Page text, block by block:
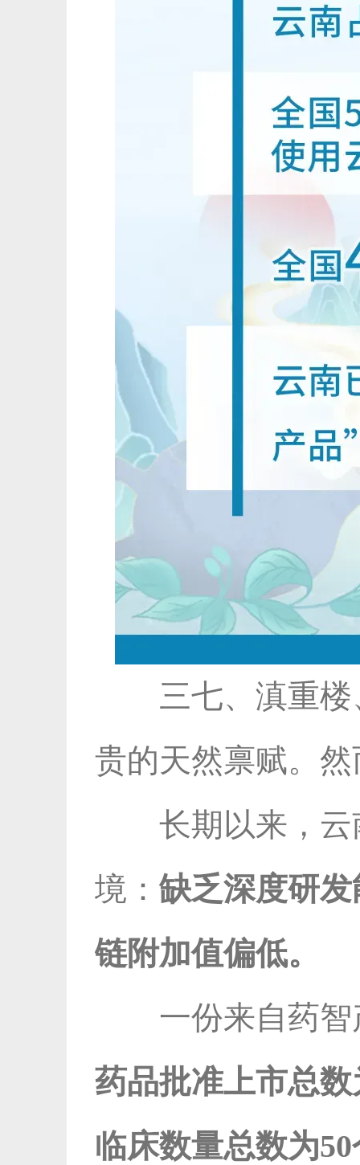
三七、滇重
贵的天然禀赋。
长期以来，
境： 缺乏深度研
链附加值偏低。
一份来自药
药品批准上市总
临床数量总数为